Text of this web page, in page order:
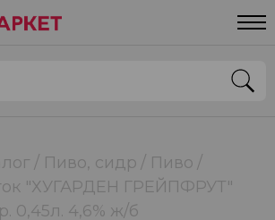
Пиво, сидр
Пиво
"ХУГАРДЕН ГРЕЙПФРУТ"
0,45л. 4,6% ж/б